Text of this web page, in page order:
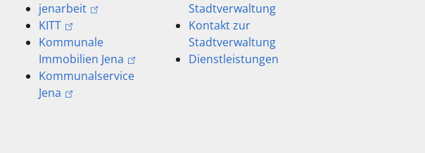
jenarbeit
KITT
Kommunale
Immobilien Jena
Kommunalservice
Jena
Stadtverwaltung
Kontakt zur
Stadtverwaltung
Dienstleistungen